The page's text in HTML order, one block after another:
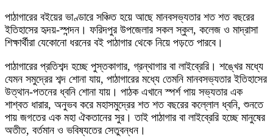
পাঠাগারের বইয়ের ভাণ্ডারে সঞ্চিত হয়ে আছে মানবসভ্যতার শত শত বছরের
ইতিহাসের হৃদয়-স্পন্দন। ফরিদপুর উপজেলার সকল স্কুল, কলেজ ও মাদ্রাসা
শিক্ষার্থীরা যেকোনো ধরনের বই পাঠাগার থেকে নিয়ে পড়তে পারবে।
পাঠাগারের প্রতিশব্দ হচ্ছে পুস্তকাগার, গ্রন্থাগার বা লাইব্রেরি। শঙ্খের মধ্যে
যেমন সমুদ্রের শব্দ শোনা যায়, পাঠাগারের মধ্যে তেমনি মানবসভ্যতার ইতিহাসের
উত্থান-পতনের ধ্বনি শোনা যায়। পাঠক এখানে স্পর্শ পায় সভ্যতার এক
শাশ্বত ধারার, অনুভব করে মহাসমুদ্রের শত শত বছরের কল্লোল ধ্বনি, শুনতে
পায় জগতের এক মহা ঐকতানের সুর। তাই পাঠাগার বা লাইব্রেরি হচ্ছে মানুষের
অতীত, বর্তমান ও ভবিষ্যতের সেতুবন্ধন।